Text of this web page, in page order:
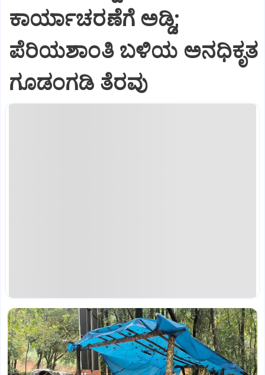
ಕಾರ್ಯಾಚರಣೆಗೆ ಅಡ್ಡಿ;
ಪೆರಿಯಶಾಂತಿ ಬಳಿಯ ಅನಧಿಕೃತ
ಗೂಡಂಗಡಿ ತೆರವು